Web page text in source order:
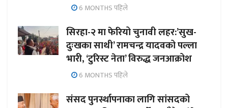
6 MONTHS पहिले
सिरहा-२ मा फेरियो चुनावी लहर:’सुख-
दुःखका साथी’ रामचन्द्र यादवको पल्ला
भारी, ‘टुरिस्ट नेता’ विरुद्ध जनआक्रोश
6 MONTHS पहिले
संसद पुनर्स्थापनाका लागि सांसदको